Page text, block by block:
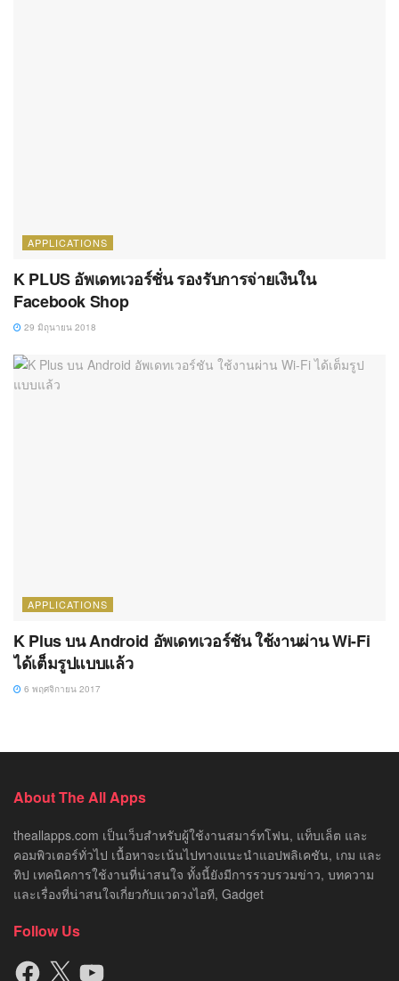
APPLICATIONS
K PLUS อัพเดทเวอร์ชั่น รองรับการจ่ายเงินใน
Facebook Shop
29 มิถุนายน 2018
APPLICATIONS
K Plus บน Android อัพเดทเวอร์ชัน ใช้งานผ่าน Wi-Fi
ได้เต็มรูปแบบแล้ว
6 พฤศจิกายน 2017
About The All Apps
theallapps.com เป็นเว็บสำหรับผู้ใช้งานสมาร์ทโฟน, แท็บเล็ต และ
คอมพิวเตอร์ทั่วไป เนื้อหาจะเน้นไปทางแนะนำแอปพลิเคชัน, เกม และ
ทิป เทคนิคการใช้งานที่น่าสนใจ ทั้งนี้ยังมีการรวบรวมข่าว, บทความ
และเรื่องที่น่าสนใจเกี่ยวกับแวดวงไอที, Gadget
Follow Us
Facebook
X YouTube